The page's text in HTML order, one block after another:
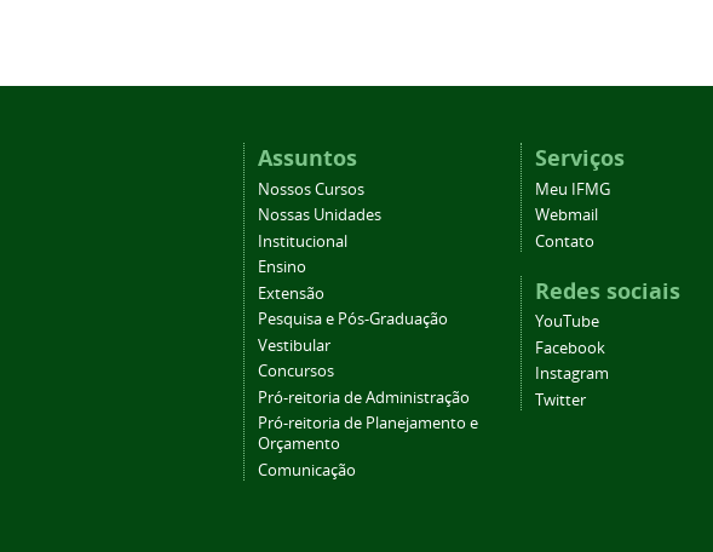
Assuntos
Nossos Cursos
Nossas Unidades
Institucional
Ensino
Extensão
Pesquisa e Pós-Graduação
Vestibular
Concursos
Pró-reitoria de Administração
Pró-reitoria de Planejamento e
Orçamento
Comunicação
Serviços
Meu IFMG
Webmail
Contato
Redes sociais
YouTube
Facebook
Instagram
Twitter